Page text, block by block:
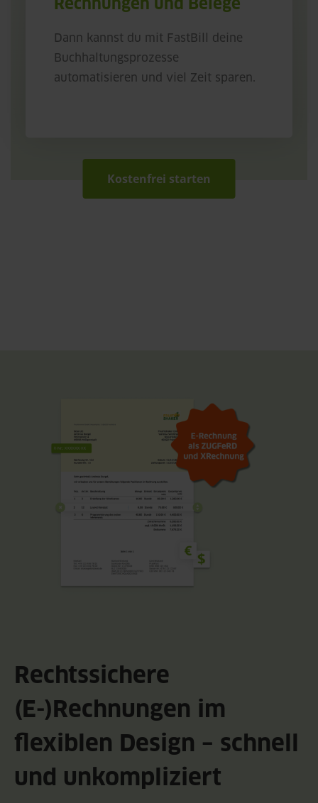
Rechnungen und Belege
Dann kannst du mit FastBill deine
Buchhaltungsprozesse
automatisieren und viel Zeit sparen.
Kostenfrei starten
Rechtssichere
(E-)Rechnungen im
flexiblen Design – schnell
und unkompliziert